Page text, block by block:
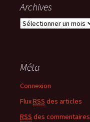
Archives
A
i
e
Méta
Connexion
FluxRSS des articles
RSS des commentaires